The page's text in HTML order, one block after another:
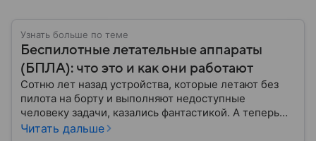
Узнать больше по теме
Беспилотные летательные аппараты
(БПЛА): что это и как они работают
Сотню лет назад устройства, которые летают без
пилота на борту и выполняют недоступные
человеку задачи, казались фантастикой. А теперь
они стали реальностью: собрали главное о
Читать дальше